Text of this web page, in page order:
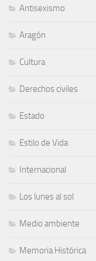
Antisexismo
Aragón
Cultura
Derechos civiles
Estado
Estilo de Vida
Internacional
Los lunes al sol
Medio ambiente
Memoria Histórica